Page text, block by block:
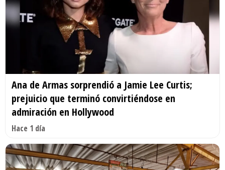
Ana de Armas sorprendió a Jamie Lee Curtis;
prejuicio que terminó convirtiéndose en
admiración en Hollywood
Hace 1 día